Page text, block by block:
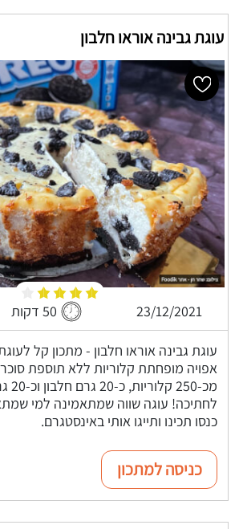
עוגת גבינה אוראו חלבון
23/12/2021 50 דקות
עוגת גבינה אוראו חלבון - מתכון קל
לחתיכה! עוגה שווה שמתאמינה למי
כנסו תכינו ותייגו אותי באינסטגרם.
כניסה למתכון